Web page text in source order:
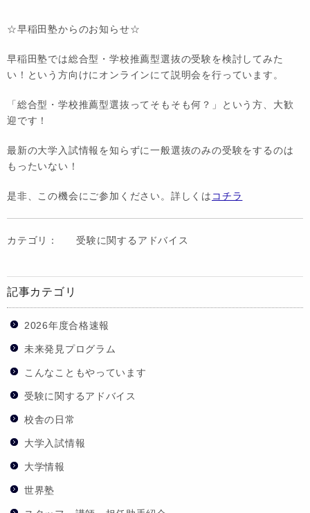
☆早稲田塾からのお知らせ☆
早稲田塾では総合型・学校推薦型選抜の受験を検討してみた
い！という方向けにオンラインにて説明会を行っています。
「総合型・学校推薦型選抜ってそもそも何？」という方、大歓
迎です！
最新の大学入試情報を知らずに一般選抜のみの受験をするのは
もったいない！
是非、この機会にご参加ください。詳しくは コチラ
カテゴリ： 受験に関するアドバイス
記事カテゴリ
2026年度合格速報
未来発見プログラム
こんなこともやっています
受験に関するアドバイス
校舎の日常
大学入試情報
大学情報
世界塾